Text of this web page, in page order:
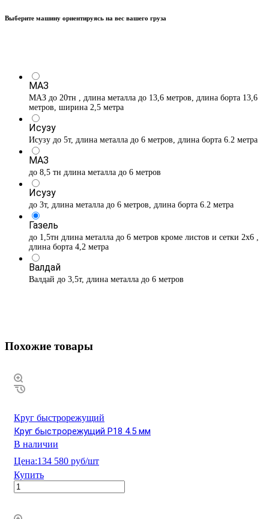
Выберите машину ориентируясь на вес вашего груза
МАЗ
МАЗ до 20тн , длина металла до 13,6 метров, длина борта 13,6
метров, ширина 2,5 метра
Исузу
Исузу до 5т, длина металла до 6 метров, длина борта 6.2 метра
МАЗ
до 8,5 тн длина металла до 6 метров
Исузу
до 3т, длина металла до 6 метров, длина борта 6.2 метра
Газель
до 1,5тн длина металла до 6 метров кроме листов и сетки 2х6 ,
длина борта 4,2 метра
Валдай
Валдай до 3,5т, длина металла до 6 метров
Похожие товары
Круг быстрорежущий
Круг быстрорежущий Р18 4.5 мм
В наличии
Цена:134 580 руб/шт
Купить